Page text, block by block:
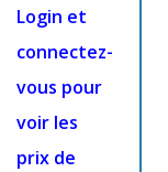
Login et
connectez-
vous pour
voir les
prix de